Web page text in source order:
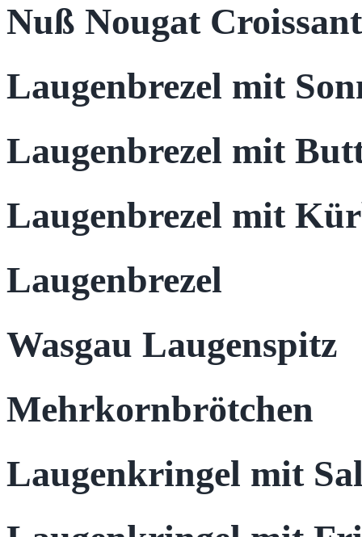
Nuß Nougat
Laugenbrezel mit
Laugenbrezel mit
Laugenbrezel mit
Laugenbrezel
Wasgau Laugenspitz
Mehrkornbrötchen
Laugenkringel mit